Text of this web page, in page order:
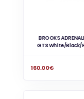
BROOKS
GTS White/Black/
160.00€